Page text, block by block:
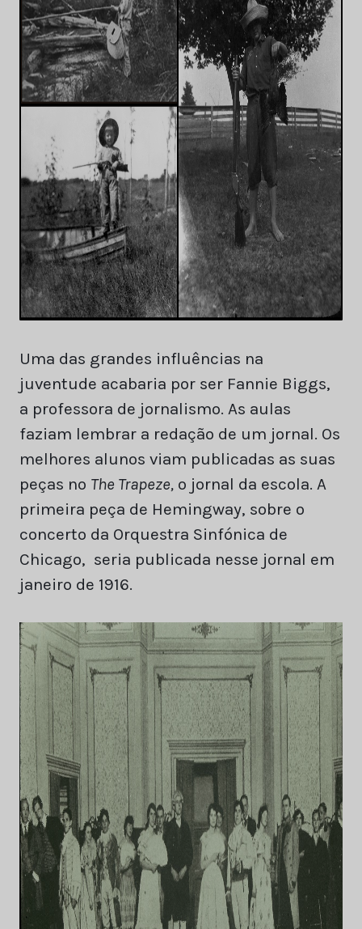
Uma das grandes influências na
juventude acabaria por ser Fannie Biggs,
a professora de jornalismo. As aulas
faziam lembrar a redação de um jornal. Os
melhores alunos viam publicadas as suas
peças no The Trapeze, o jornal da escola. A
primeira peça de Hemingway, sobre o
concerto da Orquestra Sinfónica de
Chicago, seria publicada nesse jornal em
janeiro de 1916.